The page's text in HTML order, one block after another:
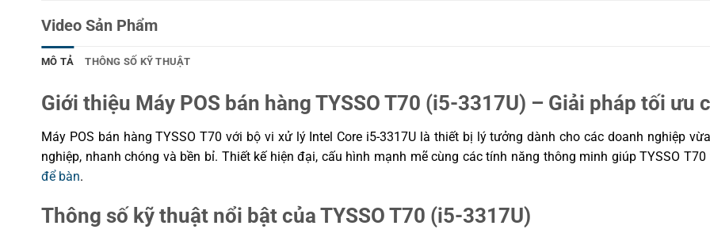
dụng
Chân đế
Hệ điều hành Windows 10
Phần mềm
tương thích
Tương thích với mọi phần mềm bán hàng trên thị trường
Kích thước &
Bảo hành 12 tháng
Video Sản Phẩm
MÔ TẢ THÔNG SỐ KỸ THUẬT
Giới thiệu Máy POS bán hàng TYSSO T70 (i5-3317U) – Giải pháp tối ưu
Máy POS bán hàng TYSSO T70 với bộ vi xử lý Intel Core i5-3317U là thiết bị lý tưởng dành cho các doanh nghiệp
nghiệp, nhanh chóng và bền bỉ. Thiết kế hiện đại, cấu hình mạnh mẽ cùng các tính năng thông minh giúp TYSSO
để bàn.
Thông số kỹ thuật nổi bật của TYSSO T70 (i5-3317U)